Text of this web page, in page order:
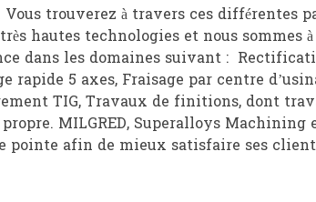
trouverez à travers ces différentes
hautes technologies et nous sommes
dans les domaines suivant :
rapide 5 axes, Fraisage par centre
TIG, Travaux de finitions, dont
MILGRED, Superalloys Machining
pointe afin de mieux satisfaire ses